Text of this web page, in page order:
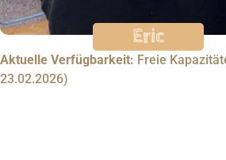
Eric
Aktuelle Verfügbarkeit: Freie
23.02.2026)